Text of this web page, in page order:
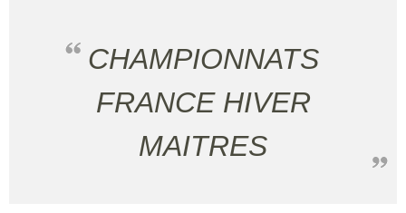
CHAMPIONNATS
FRANCE HIVER
MAITRES